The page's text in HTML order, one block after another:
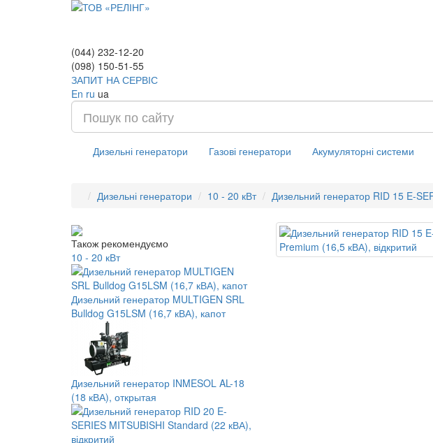
(044) 232-12-20
(098) 150-51-55
ЗАПИТ НА СЕРВІС
En ru ua
Дизельні генератори Газові генератори Акумуляторні системи
Дизельні генератори 10 - 20 кВт Дизельний генератор RID 15 E-
Також рекомендуємо
10 - 20 кВт
Дизельний генератор MULTIGEN SRL
Bulldog G15LSM (16,7 кВА), капот
Дизельний генератор INMESOL AL-18
(18 кВА), открытая